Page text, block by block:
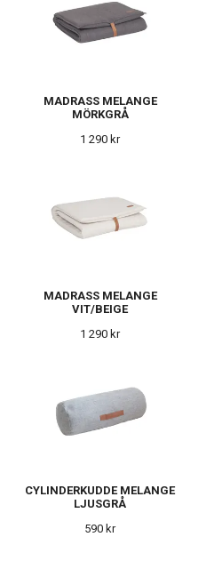
MADRASS MELANGE
MÖRKGRÅ
1 290 kr
MADRASS MELANGE
VIT/BEIGE
1 290 kr
CYLINDERKUDDE MELANGE
LJUSGRÅ
590 kr